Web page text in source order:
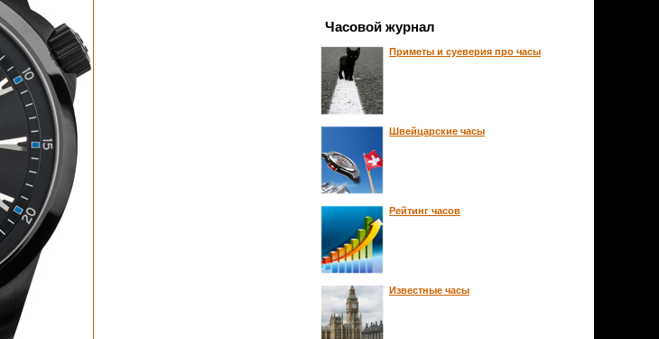
Часовой журнал
Приметы и суеверия про часы
Швейцарские часы
Рейтинг часов
Известные часы